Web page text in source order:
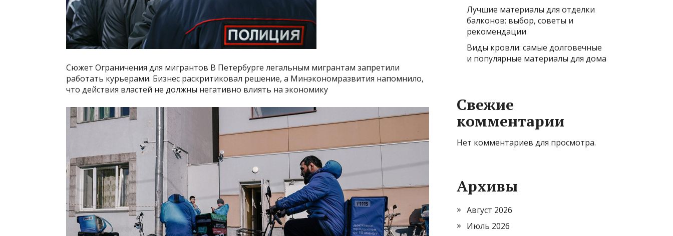
Сюжет Ограничения для мигрантов В Петербурге легальным мигрантам запретили
работать курьерами. Бизнес раскритиковал решение, а Минэкономразвития напомнило,
что действия властей не должны негативно влиять на экономику
Лучшие материалы для отделки
балконов: выбор, советы и
рекомендации
Виды кровли: самые долговечные
и популярные материалы для дома
Свежие
комментарии
Нет комментариев для просмотра.
Архивы
Август 2026
Июль 2026